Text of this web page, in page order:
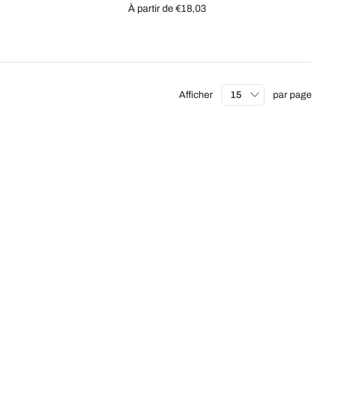
À partir de €18,03
Afficher par page